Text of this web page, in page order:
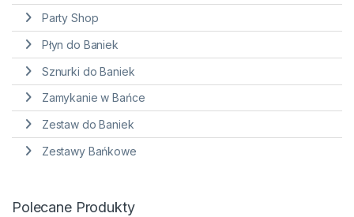
Party Shop
Płyn do Baniek
Sznurki do Baniek
Zamykanie w Bańce
Zestaw do Baniek
Zestawy Bańkowe
Polecane Produkty